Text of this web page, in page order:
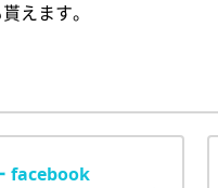
えます。
facebook